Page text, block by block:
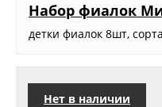
Набор фиалок
детки фиалок 8шт,
Нет в наличии